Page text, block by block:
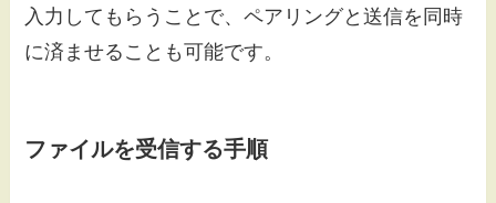
入力してもらうことで、ペアリングと送信を同時
に済ませることも可能です。
ファイルを受信する手順